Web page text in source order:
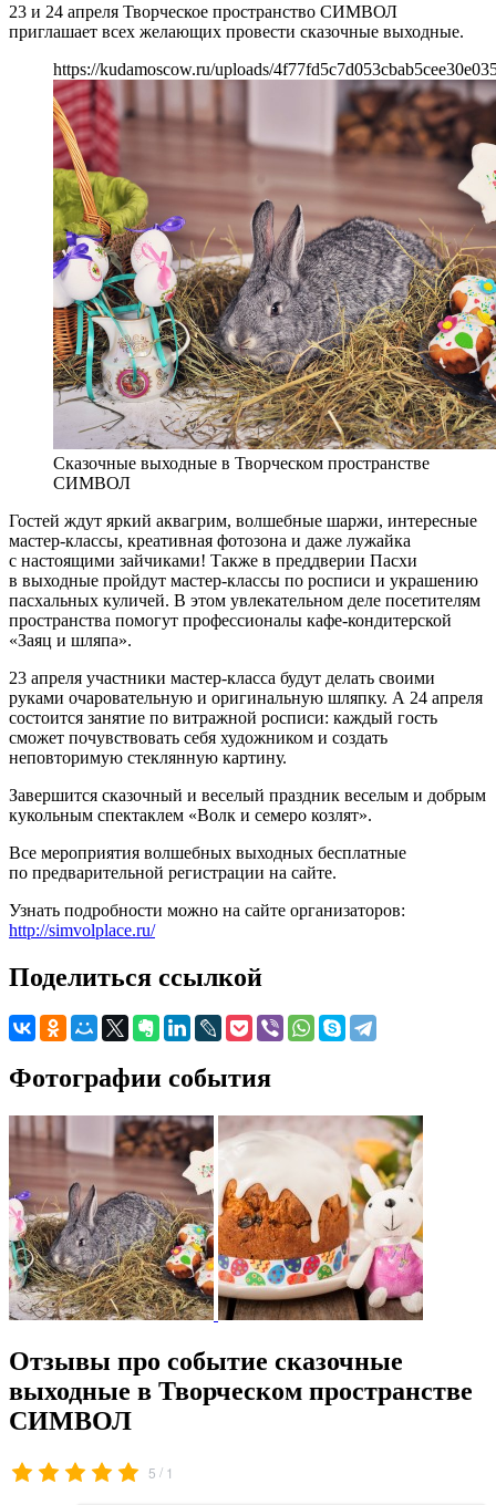
23 и 24 апреля Творческое пространство СИМВОЛ
приглашает всех желающих провести сказочные выходные.
https://kudamoscow.ru/uploads/
Сказочные выходные в Творческом пространстве
СИМВОЛ
Гостей ждут яркий аквагрим, волшебные шаржи, интересные
мастер-классы, креативная фотозона и даже лужайка
с настоящими зайчиками! Также в преддверии Пасхи
в выходные пройдут мастер-классы по росписи и украшению
пасхальных куличей. В этом увлекательном деле посетителям
пространства помогут профессионалы кафе-кондитерской
«Заяц и шляпа».
23 апреля участники мастер-класса будут делать своими
руками очаровательную и оригинальную шляпку. А 24 апреля
состоится занятие по витражной росписи: каждый гость
сможет почувствовать себя художником и создать
неповторимую стеклянную картину.
Завершится сказочный и веселый праздник веселым и добрым
кукольным спектаклем «Волк и семеро козлят».
Все мероприятия волшебных выходных бесплатные
по предварительной регистрации на сайте.
Узнать подробности можно на сайте организаторов:
http://simvolplace.ru/
Поделиться ссылкой
Фотографии события
Отзывы про событие сказочные
выходные в Творческом пространстве
СИМВОЛ
5 / 1